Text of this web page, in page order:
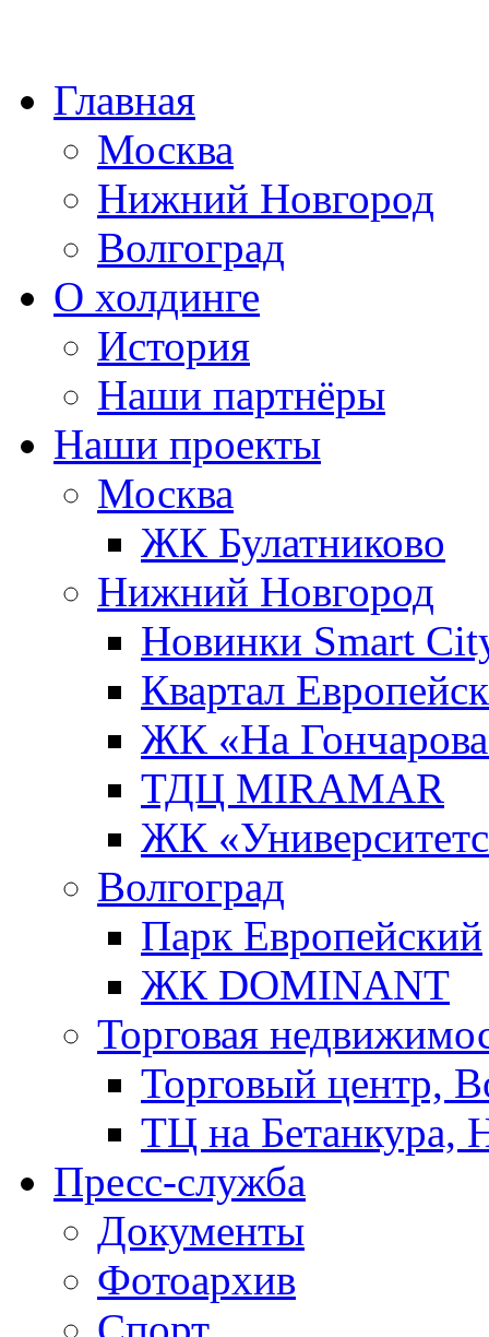
Главная
Москва
Нижний Новгород
Волгоград
О холдинге
История
Наши партнёры
Наши проекты
Москва
ЖК Булатниково
Нижний Новгород
Новинки Smart
Квартал
ЖК «На
ТДЦ MIRAMAR
ЖК
Волгоград
Парк Европейский
ЖК DOMINANT
Торговая
Торговый центр,
ТЦ на Бетанкура,
Пресс-служба
Документы
Фотоархив